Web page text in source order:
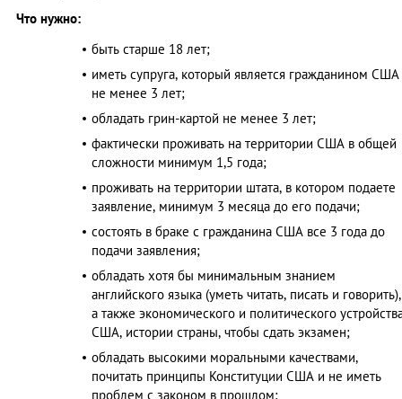
Что нужно:
быть старше 18 лет;
иметь супруга, который является гражданином США
не менее 3 лет;
обладать грин-картой не менее 3 лет;
фактически проживать на территории США в общей
сложности минимум 1,5 года;
проживать на территории штата, в котором подаете
заявление, минимум 3 месяца до его подачи;
состоять в браке с гражданина США все 3 года до
подачи заявления;
обладать хотя бы минимальным знанием
английского языка (уметь читать, писать и говорить),
а также экономического и политического
США, истории страны, чтобы сдать экзамен;
обладать высокими моральными качествами,
почитать принципы Конституции США и не иметь
проблем с законом в прошлом;